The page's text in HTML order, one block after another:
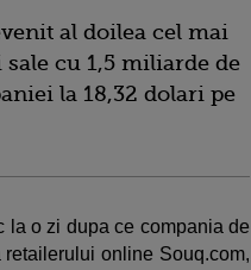
al doilea cel mai
cu 1,5 miliarde de
la 18,32 dolari pe
la o zi dupa ce compania de
online Souq.com,